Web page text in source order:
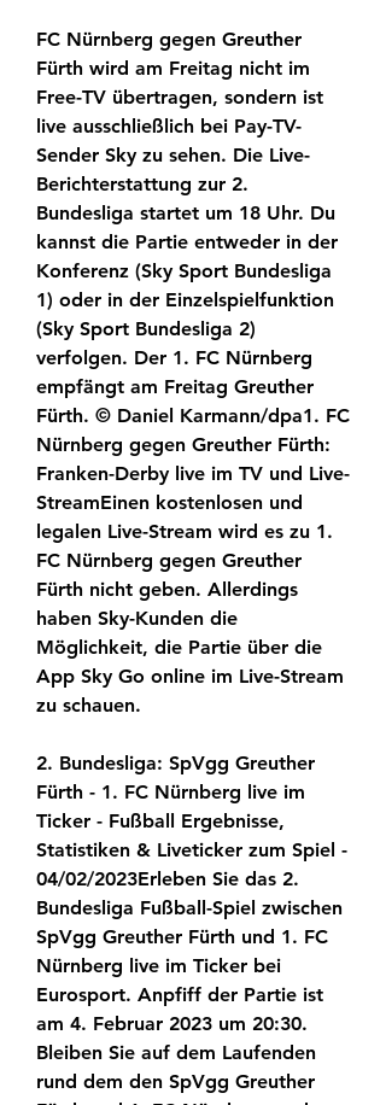
FC Nürnberg gegen Greuther
Fürth wird am Freitag nicht im
Free-TV übertragen, sondern ist
live ausschließlich bei Pay-TV-
Sender Sky zu sehen. Die Live-
Berichterstattung zur 2.
Bundesliga startet um 18 Uhr. Du
kannst die Partie entweder in der
Konferenz (Sky Sport Bundesliga
1) oder in der Einzelspielfunktion
(Sky Sport Bundesliga 2)
verfolgen. Der 1. FC Nürnberg
empfängt am Freitag Greuther
Fürth. © Daniel Karmann/dpa1. FC
Nürnberg gegen Greuther Fürth:
Franken-Derby live im TV und Live-
StreamEinen kostenlosen und
legalen Live-Stream wird es zu 1.
FC Nürnberg gegen Greuther
Fürth nicht geben. Allerdings
haben Sky-Kunden die
Möglichkeit, die Partie über die
App Sky Go online im Live-Stream
zu schauen.
2. Bundesliga: SpVgg Greuther
Fürth - 1. FC Nürnberg live im
Ticker - Fußball Ergebnisse,
Statistiken & Liveticker zum Spiel -
04/02/2023Erleben Sie das 2.
Bundesliga Fußball-Spiel zwischen
SpVgg Greuther Fürth und 1. FC
Nürnberg live im Ticker bei
Eurosport. Anpfiff der Partie ist
am 4. Februar 2023 um 20:30.
Bleiben Sie auf dem Laufenden
rund dem den SpVgg Greuther